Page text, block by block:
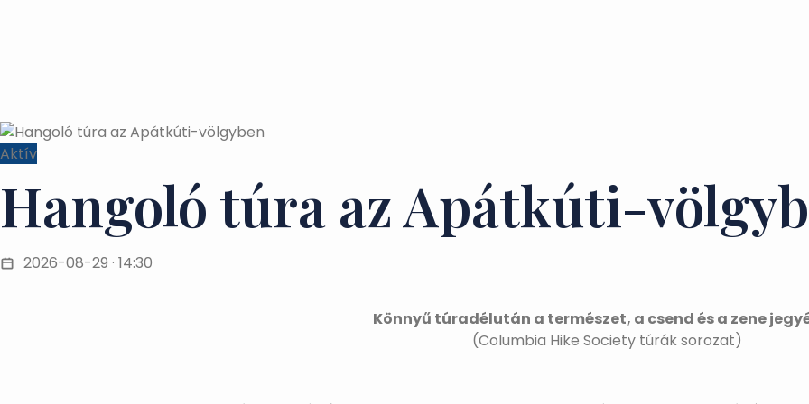
Aktív
Hangoló túra az Apátkúti-
2026-08-29 · 14:30
Könnyű túradélután a természet, a csend és a zene
(Columbia Hike Society túrák sorozat)